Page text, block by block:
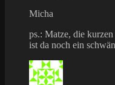
Micha
ps.: Matze, die kurzen
ist da noch ein